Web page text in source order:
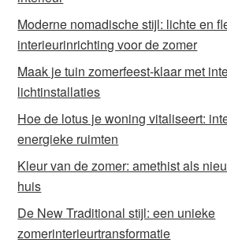
Moderne nomadische stijl: lichte en
interieurinrichting voor de zomer
Maak je tuin zomerfeest-klaar met
lichtinstallaties
Hoe de lotus je woning vitaliseert:
energieke ruimten
Kleur van de zomer: amethist als
huis
De New Traditional stijl: een unieke
zomerinterieurtransformatie